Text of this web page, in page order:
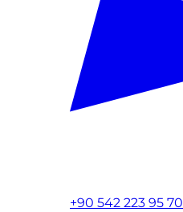
+90 542 223 95 70